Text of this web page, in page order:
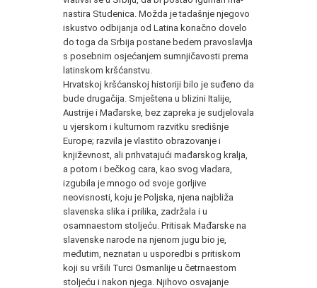
nastira Studenica. Možda je tadašnje njegovo
iskustvo odbijanja od Latina konačno dovelo
do toga da Srbija postane bedem pra­voslavlja
s posebnim osjećanjem sumnjičavosti prema
latinskom kršćanstvu.
Hrvatskoj kršćanskoj historiji bilo je suđeno da
bude druga­čija. Smještena u blizini Italije,
Austrije i Mađarske, bez zapreka je sudjelovala
u vjerskom i kulturnom razvitku središnje
Europe; razvila je vlastito obrazovanje i
književnost, ali prihvatajući ma­đarskog kralja,
a potom i bečkog cara, kao svog vladara,
izgubi­la je mnogo od svoje gorljive
neovisnosti, koju je Poljska, njena najbliža
slavenska slika i prilika, zadržala i u
osamnaestom sto­ljeću. Pritisak Mađarske na
slavenske narode na njenom jugu bio je,
međutim, neznatan u usporedbi s pritiskom
koji su vršili Tur­ci Osmanlije u četrnaestom
stoljeću i nakon njega. Njihovo osvajanje